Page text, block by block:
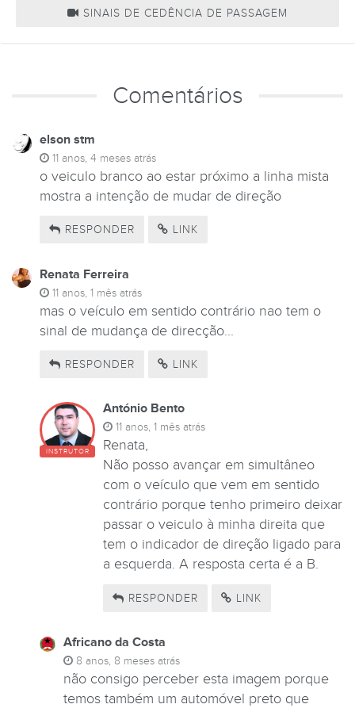
SINAIS DE CEDÊNCIA DE PASSAGEM
Comentários
elson stm
11 anos, 4 meses atrás
o veiculo branco ao estar próximo a linha mista
mostra a intenção de mudar de direção
RESPONDER LINK
Renata Ferreira
11 anos, 1 mês atrás
mas o veículo em sentido contrário nao tem o
sinal de mudança de direcção...
RESPONDER LINK
INSTRUTOR
António Bento
11 anos, 1 mês atrás
Renata,
Não posso avançar em simultâneo
com o veículo que vem em sentido
contrário porque tenho primeiro deixar
passar o veiculo à minha direita que
tem o indicador de direção ligado para
a esquerda. A resposta certa é a B.
RESPONDER LINK
Africano da Costa
8 anos, 8 meses atrás
não consigo perceber esta imagem porque
temos também um automóvel preto que